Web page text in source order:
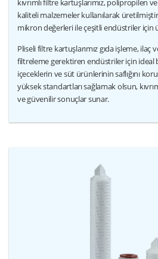
kaliteli malzemeler kullanılarak
mikron değerleri ile çeşitli endüstriler için
Pliseli filtre kartuşlarımız gıda işleme, ilaç
filtreleme gerektiren endüstriler için ideal
içeceklerin ve süt ürünlerinin saflığını
yüksek standartları sağlamak olsun,
ve güvenilir sonuçlar sunar.